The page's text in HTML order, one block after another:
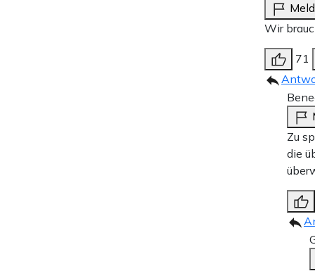
Wir
71
Zu
die